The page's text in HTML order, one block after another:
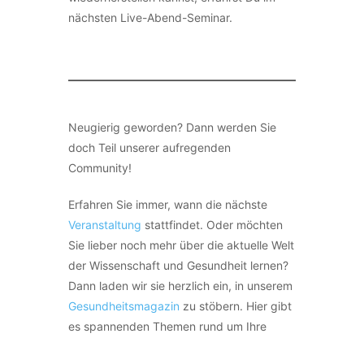
nächsten Live-Abend-Seminar.
Neugierig geworden? Dann werden Sie
doch Teil unserer aufregenden
Community!
Erfahren Sie immer, wann die nächste
Veranstaltung stattfindet. Oder möchten
Sie lieber noch mehr über die aktuelle Welt
der Wissenschaft und Gesundheit lernen?
Dann laden wir sie herzlich ein, in unserem
Gesundheitsmagazin zu stöbern. Hier gibt
es spannenden Themen rund um Ihre